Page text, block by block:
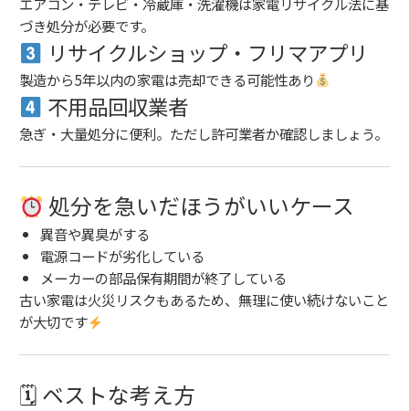
づき処分が必要です。
リサイクルショップ・フリマアプリ
製造から5年以内の家電は売却できる可能性あり
不用品回収業者
急ぎ・大量処分に便利。ただし許可業者か確認しましょう。
処分を急いだほうがいいケース
異音や異臭がする
電源コードが劣化している
メーカーの部品保有期間が終了している
古い家電は火災リスクもあるため、無理に使い続けないこと
が大切です
🗓 ベストな考え方